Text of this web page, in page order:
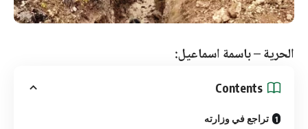
الحرية – باسمة اسماعيل:
Contents
تراجع في وزارته